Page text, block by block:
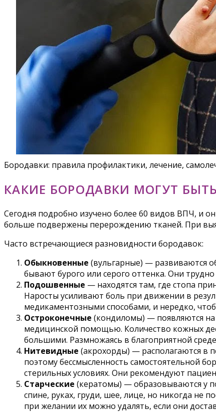
Бородавки: правила профилактики, лечение,
КАКИЕ БОРОДАВКИ МОГУТ
Сегодня подробно изучено более 60 видов ВПЧ, и
больше подвержены перерождению тканей. При
Часто встречающиеся разновидности бородавок:
Обыкновенные (вульгарные) — развиваются
бывают бурого или серого оттенка. Они
Подошвенные — находятся там, где стопа
Наросты усиливают боль при движении в
медикаментозными способами, и нередко,
Остроконечные (кондиломы) — появляются на
медицинской помощью. Количество кожных
большими. Размножаясь в благоприятной
Нитевидные (акрохорды) — располагаются в
поэтому бессмысленность самостоятельной
стерильных условиях. Они рекомендуют
Старческие (кератомы) — образовываются у
спине, руках, груди, шее, лице, но никогда не
при желании их можно удалять, если они